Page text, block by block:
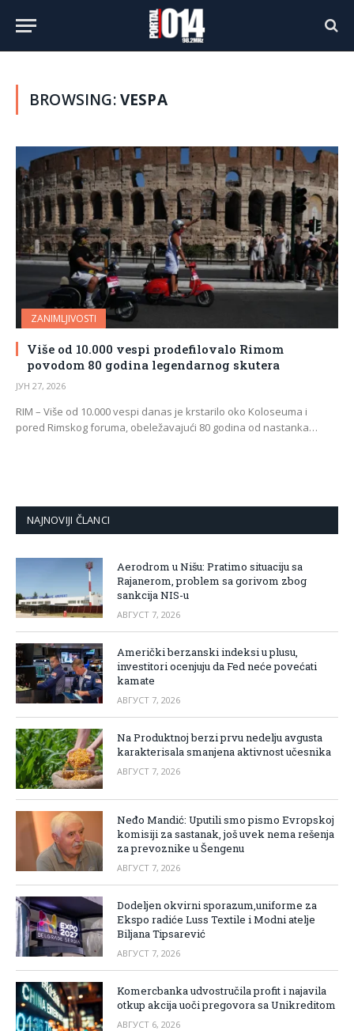
BROWSING:VESPA
ZANIMLJIVOSTI
Više od 10.000 vespi prodefilovalo Rimom
povodom 80 godina legendarnog skutera
ЈУН 27, 2026
RIM – Više od 10.000 vespi danas je krstarilo oko Koloseuma i
pored Rimskog foruma, obeležavajući 80 godina od nastanka…
NAJNOVIJI ČLANCI
Aerodrom u Nišu: Pratimo situaciju sa
Rajanerom, problem sa gorivom zbog
sankcija NIS-u
АВГУСТ 7, 2026
Američki berzanski indeksi u plusu,
investitori ocenjuju da Fed neće povećati
kamate
АВГУСТ 7, 2026
Na Produktnoj berzi prvu nedelju avgusta
karakterisala smanjena aktivnost učesnika
АВГУСТ 7, 2026
Neđo Mandić: Uputili smo pismo Evropskoj
komisiji za sastanak, još uvek nema rešenja
za prevoznike u Šengenu
АВГУСТ 7, 2026
Dodeljen okvirni sporazum,uniforme za
Ekspo radiće Luss Textile i Modni atelje
Biljana Tipsarević
АВГУСТ 7, 2026
Komercbanka udvostručila profit i najavila
otkup akcija uoči pregovora sa Unikreditom
АВГУСТ 6, 2026